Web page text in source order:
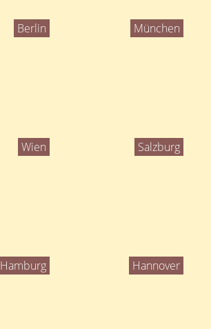
Berlin München
Wien Salzburg
Hamburg Hannover